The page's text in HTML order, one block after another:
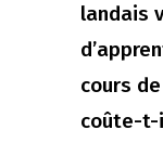
landais
cours
coûte-t-